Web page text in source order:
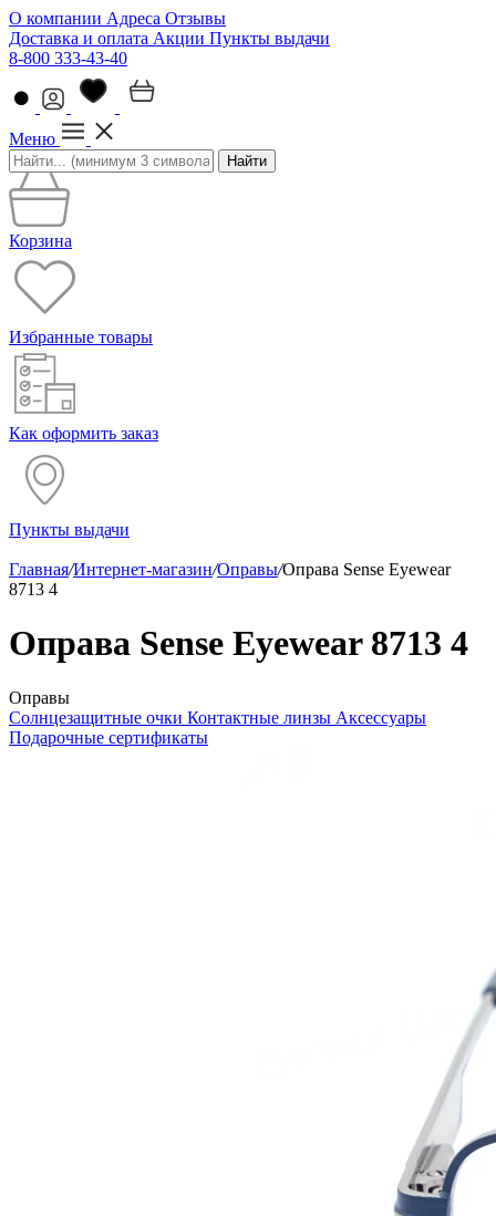
О компании Адреса Отзывы
Доставка и оплата Акции Пункты выдачи
8-800 333-43-40
Меню
Найти
Корзина
Избранные товары
Как оформить заказ
Пункты выдачи
Главная/Интернет-магазин/Оправы/Оправа Sense Eyewear
8713 4
Оправа Sense Eyewear 8713 4
Оправы
Солнцезащитные очки Контактные линзы Аксессуары
Подарочные сертификаты